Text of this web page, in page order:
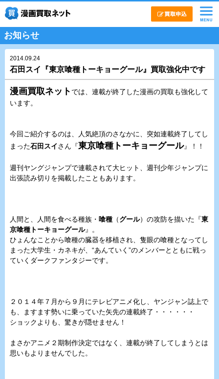
お知らせ
2014.09.24
石田スイ『東京喰種トーキョーグール』買取強化中です
漫画買取ネット では、連載が終了した漫画の買取も強化して
います。
今回ご紹介するのは、人気絶頂のさなかに、突如連載終了してし
まった石田スイさん『東京喰種トーキョーグール』！！
週刊ヤングジャンプで連載されて大ヒット、週刊少年ジャンプに
出張読み切りを掲載したこともあります。
人間と、人間を食べる種族・ 喰種 （グール）の攻防を描いた『東
京喰種トーキョーグール』。
ひょんなことから喰種の臓器を移植され、隻眼の喰種となってし
まった大学生・カネキが、“あんていく”のメンバーとともに戦っ
ていくダークファンタジーです。
２０１４年７月から９月にテレビアニメ化し、ヤンジャン誌上で
も、ますます勢いに乗っていた矢先の連載終了・・・・・・
ショックよりも、驚きが隠せません！
まさかアニメ２期制作決定ではなく、連載が終了してしまうとは
思いもよりませんでした。